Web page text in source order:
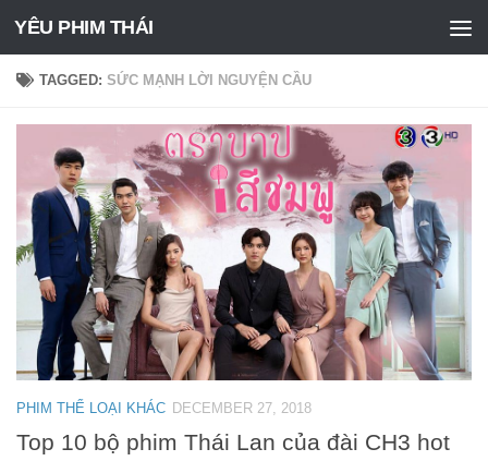
Skip to content
YÊU PHIM THÁI
TAGGED:SỨC MẠNH LỜI NGUYỆN CẦU
PHIM THỂ LOẠI KHÁC DECEMBER 27, 2018
Top 10 bộ phim Thái Lan của đài CH3 hot